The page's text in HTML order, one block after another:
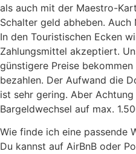
als auch mit der Maestro-
Schalter geld abheben.
In den Touristischen Ecken
Zahlungsmittel akzeptiert.
günstigere Preise
bezahlen. Der Aufwand die
ist sehr gering. Aber
Bargeldwechsel auf max.
Wie finde ich eine passende
Du kannst auf AirBnB oder